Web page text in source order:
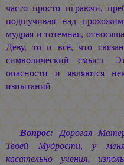
часто просто играючи,
подшучивая над
мудрая и тотемная,
Деву, то и всё, что
символический смысл.
опасности и являются
изпытаний.
Вопрос: Дорогая
Твоей Мудрости, у
касательно учения,